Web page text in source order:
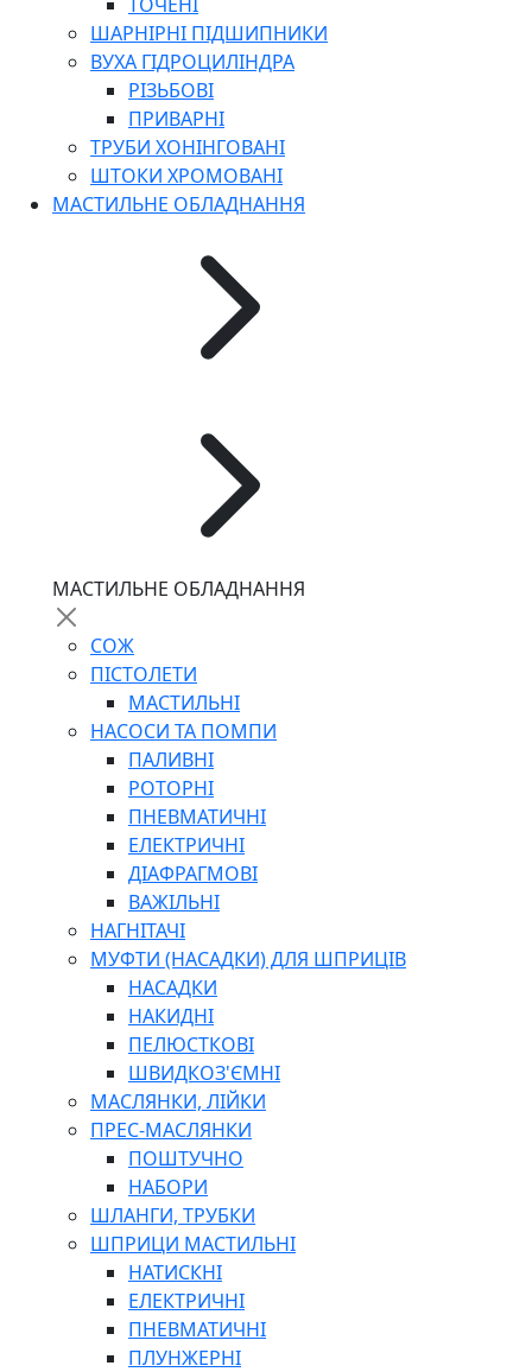
ШАРНІРНІ ПІДШИПНИКИ
ВУХА ГІДРОЦИЛІНДРА
РІЗЬБОВІ
ПРИВАРНІ
ТРУБИ ХОНІНГОВАНІ
ШТОКИ ХРОМОВАНІ
МАСТИЛЬНЕ ОБЛАДНАННЯ
МАСТИЛЬНЕ ОБЛАДНАННЯ
СОЖ
ПІСТОЛЕТИ
МАСТИЛЬНІ
НАСОСИ ТА ПОМПИ
ПАЛИВНІ
РОТОРНІ
ПНЕВМАТИЧНІ
ЕЛЕКТРИЧНІ
ДІАФРАГМОВІ
ВАЖІЛЬНІ
НАГНІТАЧІ
МУФТИ (НАСАДКИ) ДЛЯ ШПРИЦІВ
НАСАДКИ
НАКИДНІ
ПЕЛЮСТКОВІ
ШВИДКОЗ'ЄМНІ
МАСЛЯНКИ, ЛІЙКИ
ПРЕС-МАСЛЯНКИ
ПОШТУЧНО
НАБОРИ
ШЛАНГИ, ТРУБКИ
ШПРИЦИ МАСТИЛЬНІ
НАТИСКНІ
ЕЛЕКТРИЧНІ
ПНЕВМАТИЧНІ
ПЛУНЖЕРНІ